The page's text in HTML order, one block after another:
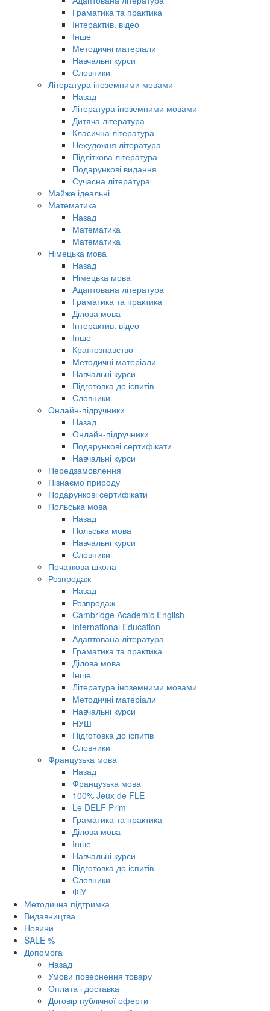
Граматика та практика
Інтерактив. відео
Інше
Методичні матеріали
Навчальні курси
Словники
Література іноземними мовами
Назад
Література іноземними мовами
Дитяча література
Класична література
Нехудожня література
Підліткова література
Подарункові видання
Сучасна література
Майже ідеальні
Математика
Назад
Математика
Математика
Німецька мова
Назад
Німецька мова
Адаптована література
Граматика та практика
Ділова мова
Інтерактив. відео
Інше
Країнознавство
Методичні матеріали
Навчальні курси
Підготовка до іспитів
Словники
Онлайн-підручники
Назад
Онлайн-підручники
Подарункові сертифікати
Навчальні курси
Передзамовлення
Пізнаємо природу
Подарункові сертифікати
Польська мова
Назад
Польська мова
Навчальні курси
Словники
Початкова школа
Розпродаж
Назад
Розпродаж
Cambridge Academic English
International Education
Адаптована література
Граматика та практика
Ділова мова
Інше
Література іноземними мовами
Методичні матеріали
Навчальні курси
НУШ
Підготовка до іспитів
Словники
Французька мова
Назад
Французька мова
100% Jeux de FLE
Le DELF Prim
Граматика та практика
Ділова мова
Інше
Навчальні курси
Підготовка до іспитів
Словники
ФіУ
Методична підтримка
Видавництва
Новини
SALE %
Допомога
Назад
Умови повернення товару
Оплата і доставка
Договір публічної оферти